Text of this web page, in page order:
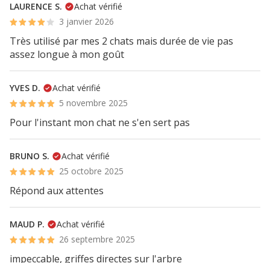
LAURENCE S.
Achat vérifié
3 janvier 2026
Très utilisé par mes 2 chats mais durée de vie pas
assez longue à mon goût
YVES D.
Achat vérifié
5 novembre 2025
Pour l'instant mon chat ne s'en sert pas
BRUNO S.
Achat vérifié
25 octobre 2025
Répond aux attentes
MAUD P.
Achat vérifié
26 septembre 2025
impeccable, griffes directes sur l'arbre